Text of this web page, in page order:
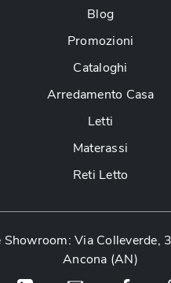
Blog
Promozioni
Cataloghi
Arredamento Casa
Letti
Materassi
Reti Letto
Showroom: Via Colleverde,
Ancona (AN)